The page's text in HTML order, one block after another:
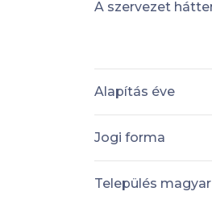
A szervezet
Alapítás éve
Jogi forma
Település